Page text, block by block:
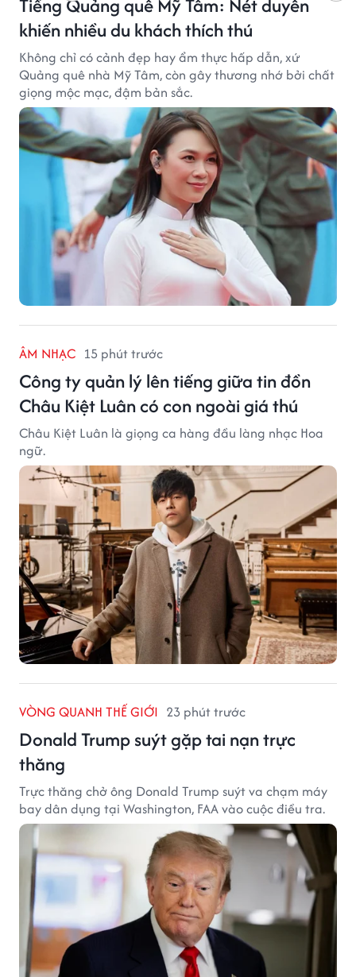
khiến nhiều du khách thích thú
Không chỉ có cảnh đẹp hay ẩm thực hấp dẫn, xứ
Quảng quê nhà Mỹ Tâm, còn gây thương nhớ bởi chất
giọng mộc mạc, đậm bản sắc.
ÂM NHẠC 15 phút trước
Công ty quản lý lên tiếng giữa tin đồn
Châu Kiệt Luân có con ngoài giá thú
Châu Kiệt Luân là giọng ca hàng đầu làng nhạc Hoa
ngữ.
VÒNG QUANH THẾ GIỚI 23 phút trước
Donald Trump suýt gặp tai nạn trực
thăng
Trực thăng chở ông Donald Trump suýt va chạm máy
bay dân dụng tại Washington, FAA vào cuộc điều tra.